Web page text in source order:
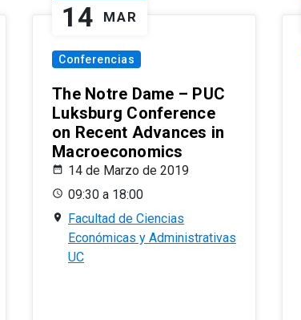
14 MAR
Conferencias
The Notre Dame – PUC
Luksburg Conference
on Recent Advances in
Macroeconomics
14 de Marzo de 2019
09:30 a 18:00
Facultad de Ciencias
Económicas y Administrativas
UC